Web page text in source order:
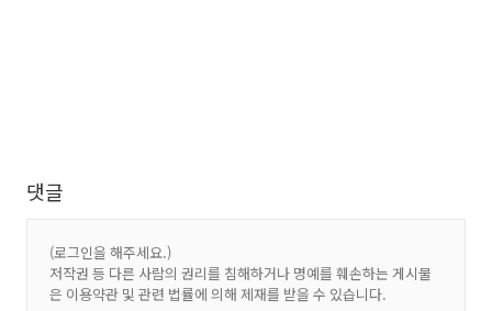
댓글